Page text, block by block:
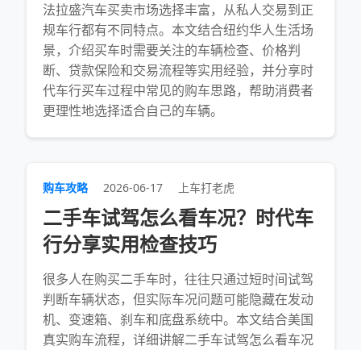
法拉盛汽车买卖市场选择丰富，从私人交易到正
规车行都有不同特点。本文结合纽约华人生活场
景，介绍买车时需要关注的车辆检查、价格判
断、贷款保险和交易流程等实用经验，并分享时
代车行买车过程中常见的购车思路，帮助消费者
更理性地选择适合自己的车辆。
购车攻略 2026-06-17 上车打老虎
二手车试驾怎么看车况？时代车
行分享实用检查技巧
很多人在购买二手车时，往往只通过短时间试驾
判断车辆状态，但实际车况问题可能隐藏在发动
机、变速箱、刹车和底盘系统中。本文结合美国
真实购车流程，详细讲解二手车试驾怎么看车况